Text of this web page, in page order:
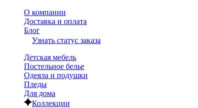
О компании
Доставка и оплата
Блог
Узнать статус заказа
Детская мебель
Постельное белье
Одеяла и подушки
Пледы
Для дома
Коллекции